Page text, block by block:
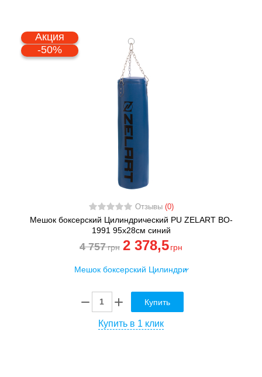
Акция
-50%
Отзывы (0)
Мешок боксерский Цилиндрический PU ZELART BO-
1991 95х28см синий
4 757грн 2 378,5 грн
Купить
Купить в 1 клик